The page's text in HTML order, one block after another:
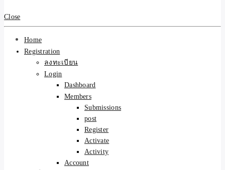
ความคุ้มค่า "ถูกและดีมีอยู่
จริง" (เหมาะกับพ่อค้า
แม่ค้า) บริการโพสต์เว็บ
บอร์ด SEO การันตีงานดี
100% ✨
Close
Home
Registration
ลงทะเบียน
Login
Dashboard
Members
Submissions
post
Register
Activate
Activity
Account